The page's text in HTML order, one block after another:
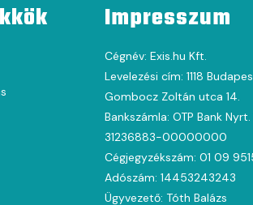
Impresszum
Cégnév: Exis.hu Kft.
Levelezési cím: 1118
Gombocz Zoltán utca 14.
Bankszámla: OTP Bank Nyrt.
31236883-00000000
Cégjegyzékszám: 01 09
Adószám: 14453243243
Ügyvezető: Tóth Balázs